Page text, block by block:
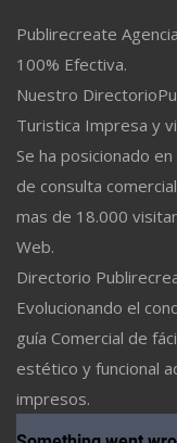
Publirecreate
100% Efectiva.
Nuestro
Turistica Impresa y
Se ha posicionado
de consulta
mas de 18.000
Web.
Directorio
Evolucionando el
guía Comercial de
estético y funcional
impresos.